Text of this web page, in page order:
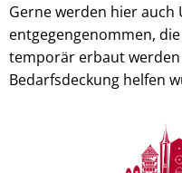
Gerne werden hier
entgegengenommen,
temporär erbaut
Bedarfsdeckung helfen